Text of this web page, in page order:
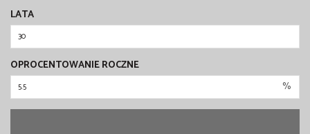
LATA
OPROCENTOWANIE ROCZNE
%